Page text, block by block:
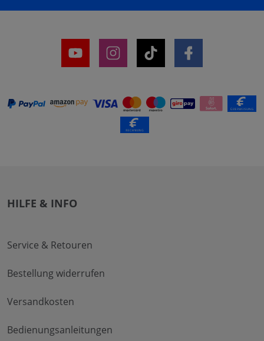
HILFE & INFO
Service & Retouren
Bestellung widerrufen
Versandkosten
Bedienungsanleitungen